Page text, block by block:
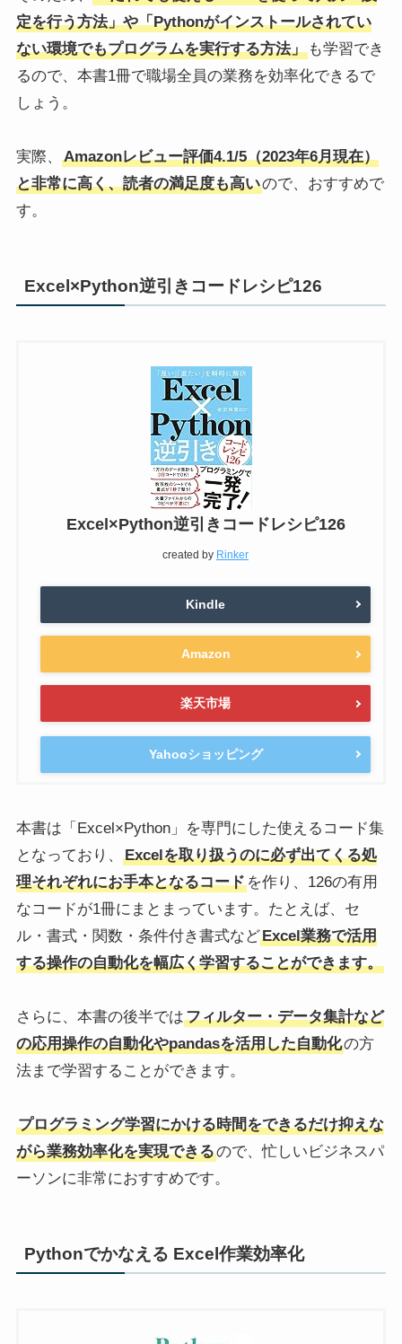
定を行う方法」や「Pythonがインストールされてい
ない環境でもプログラムを実行する方法」も学習でき
るので、本書1冊で職場全員の業務を効率化できるで
しょう。
実際、
Amazonレビュー評価4.1/5（2023年6月現在）
と非常に高く、読者の満足度も高いので、おすすめで
す。
Excel×Python逆引きコードレシピ126
Excel×Python逆引きコードレシピ126
created by Rinker
Kindle
Amazon
楽天市場
Yahooショッピング
本書は「Excel×Python」を専門にした使えるコード集
となっており、
Excelを取り扱うのに必ず出てくる処
理それぞれにお手本となるコードを作り、126の有用
なコードが1冊にまとまっています。たとえば、セ
ル・書式・関数・条件付き書式などExcel業務で活用
する操作の自動化を幅広く学習することができます。
さらに、本書の後半ではフィルター・データ集計など
の応用操作の自動化やpandasを活用した自動化の方
法まで学習することができます。
プログラミング学習にかける時間をできるだけ抑えな
がら業務効率化を実現できるので、忙しいビジネスパ
ーソンに非常におすすめです。
Pythonでかなえる Excel作業効率化